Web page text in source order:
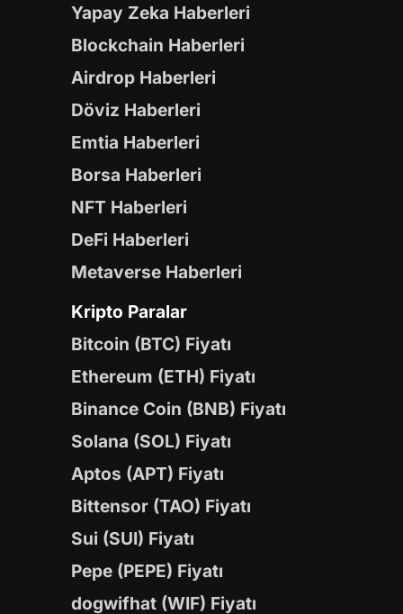
Yapay Zeka Haberleri
Blockchain Haberleri
Airdrop Haberleri
Döviz Haberleri
Emtia Haberleri
Borsa Haberleri
NFT Haberleri
DeFi Haberleri
Metaverse Haberleri
Kripto Paralar
Bitcoin (BTC) Fiyatı
Ethereum (ETH) Fiyatı
Binance Coin (BNB) Fiyatı
Solana (SOL) Fiyatı
Aptos (APT) Fiyatı
Bittensor (TAO) Fiyatı
Sui (SUI) Fiyatı
Pepe (PEPE) Fiyatı
dogwifhat (WIF) Fiyatı